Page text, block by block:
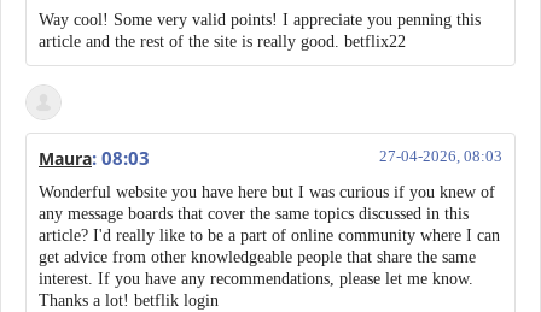
Way cool! Some very valid points! I appreciate you penning this
article and the rest of the site is really good. betflix22
Maura 27-04-2026, 08:03
: 08:03
Wonderful website you have here but I was curious if you knew of
any message boards that cover the same topics discussed in this
article? I'd really like to be a part of online community where I can
get advice from other knowledgeable people that share the same
interest. If you have any recommendations, please let me know.
Thanks a lot! betflik login